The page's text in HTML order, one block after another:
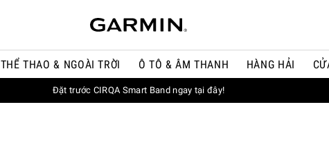
THỂ THAO & NGOÀI TRỜI Ô TÔ & ÂM THANH HÀNG HẢI
Đặt trước CIRQA Smart Band ngay tại đây!